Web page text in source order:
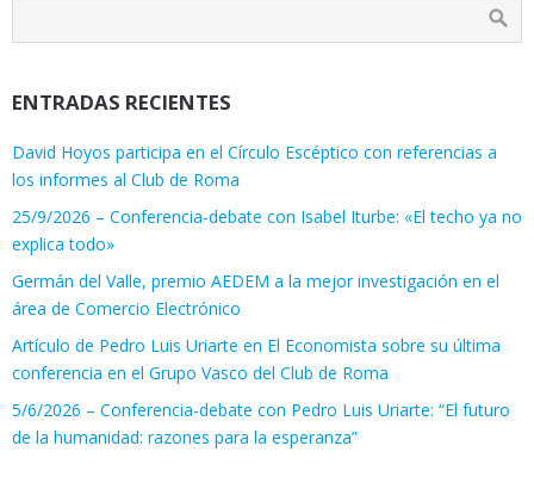
ENTRADAS RECIENTES
David Hoyos participa en el Círculo Escéptico con referencias a
los informes al Club de Roma
25/9/2026 – Conferencia-debate con Isabel Iturbe: «El techo ya no
explica todo»
Germán del Valle, premio AEDEM a la mejor investigación en el
área de Comercio Electrónico
Artículo de Pedro Luis Uriarte en El Economista sobre su última
conferencia en el Grupo Vasco del Club de Roma
5/6/2026 – Conferencia-debate con Pedro Luis Uriarte: “El futuro
de la humanidad: razones para la esperanza”